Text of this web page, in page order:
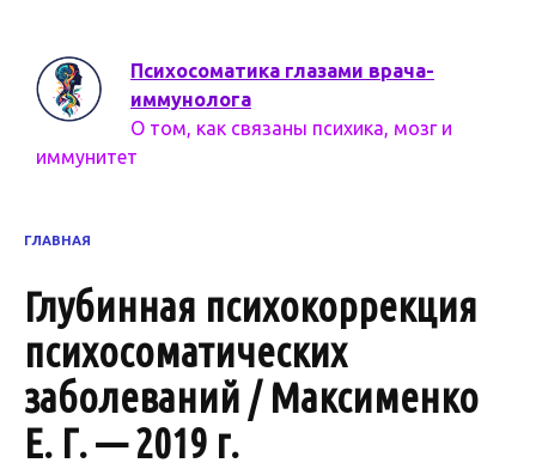
Психосоматика глазами врача-
иммунолога
О том, как связаны психика, мозг и
иммунитет
ГЛАВНАЯ
Глубинная психокоррекция
психосоматических
заболеваний / Максименко
Е. Г. — 2019 г.